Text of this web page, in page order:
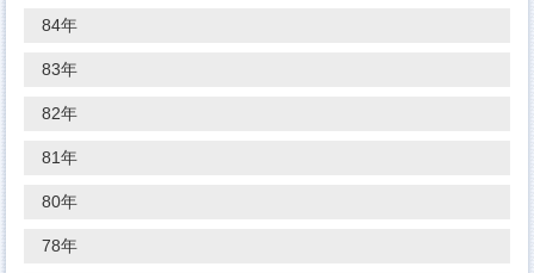
84年
83年
82年
81年
80年
78年